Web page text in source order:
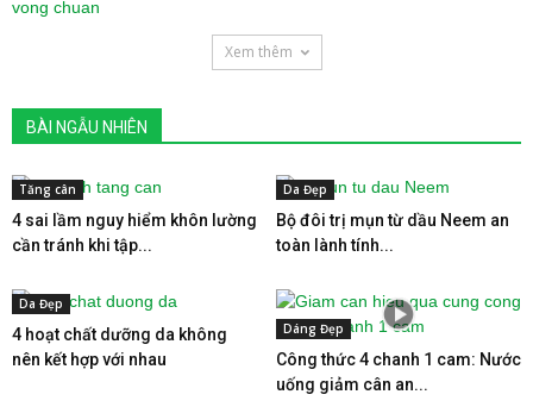
Xem thêm
BÀI NGẪU NHIÊN
Tăng cân
4 sai lầm nguy hiểm khôn lường
cần tránh khi tập...
Da Đẹp
Bộ đôi trị mụn từ dầu Neem an
toàn lành tính...
Da Đẹp
4 hoạt chất dưỡng da không
nên kết hợp với nhau
Dáng Đẹp
Công thức 4 chanh 1 cam: Nước
uống giảm cân an...